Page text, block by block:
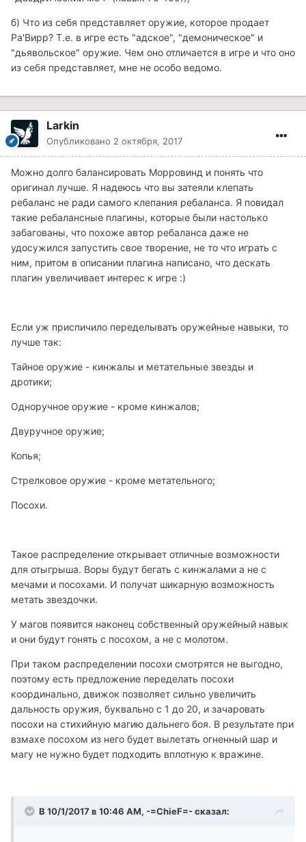
б) Что из себя представляет оружие, которое продает
Ра'Вирр? Т.е. в игре есть "адское", "демоническое" и
"дьявольское" оружие. Чем оно отличается в игре и что оно
из себя представляет, мне не особо ведомо.
Larkin
Опубликовано 2 октября, 2017
Можно долго балансировать Морровинд и понять что
оригинал лучше. Я надеюсь что вы затеяли клепать
ребаланс не ради самого клепания ребаланса. Я повидал
такие ребалансные плагины, которые были настолько
забагованы, что похоже автор ребаланса даже не
удосужился запустить свое творение, не то что играть с
ним, притом в описании плагина написано, что дескать
плагин увеличивает интерес к игре :)
Если уж приспичило переделывать оружейные навыки, то
лучше так:
Тайное оружие - кинжалы и метательные звезды и
дротики;
Одноручное оружие - кроме кинжалов;
Двуручное оружие;
Копья;
Стрелковое оружие - кроме метательного;
Посохи.
Такое распределение открывает отличные возможности
для отыгрыша. Воры будут бегать с кинжалами а не с
мечами и посохами. И получат шикарную возможность
метать звездочки.
У магов появится наконец собственный оружейный навык
и они будут гонять с посохом, а не с молотом.
При таком распределении посохи смотрятся не выгодно,
поэтому есть предложение переделать посохи
координально, движок позволяет сильно увеличить
дальность оружия, буквально с 1 до 20, и зачаровать
посохи на стихийную магию дальнего боя. В результате при
взмахе посохом из него будет вылетать огненный шар и
магу не нужно будет подходить вплотную к вражине.
В 10/1/2017 в 10:46 AM, -=ChieF=- сказал: